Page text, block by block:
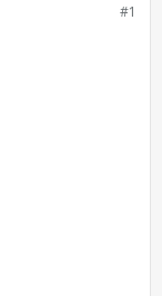
#1